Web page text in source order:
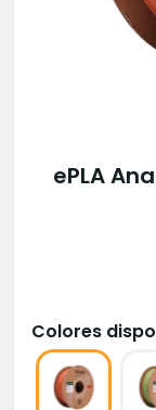
ePLA
original
era:
S/75.00.
actual
es:
S/60.00.
Colores